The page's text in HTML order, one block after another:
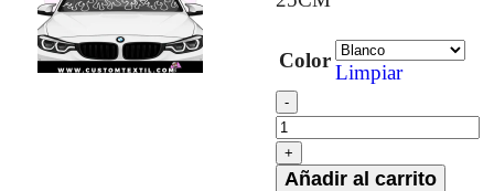
Color
Limpiar
Añadir al carrito